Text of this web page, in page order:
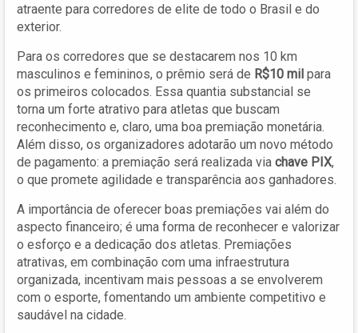
atraente para corredores de elite de todo o Brasil e do
exterior.
Para os corredores que se destacarem nos 10 km
masculinos e femininos, o prêmio será de R$10 mil para
os primeiros colocados. Essa quantia substancial se
torna um forte atrativo para atletas que buscam
reconhecimento e, claro, uma boa premiação monetária.
Além disso, os organizadores adotarão um novo método
de pagamento: a premiação será realizada via chave PIX,
o que promete agilidade e transparência aos ganhadores.
A importância de oferecer boas premiações vai além do
aspecto financeiro; é uma forma de reconhecer e valorizar
o esforço e a dedicação dos atletas. Premiações
atrativas, em combinação com uma infraestrutura
organizada, incentivam mais pessoas a se envolverem
com o esporte, fomentando um ambiente competitivo e
saudável na cidade.